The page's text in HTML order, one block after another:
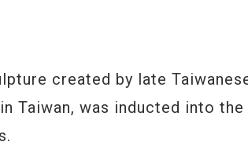
created by late
Taiwan, was inducted into